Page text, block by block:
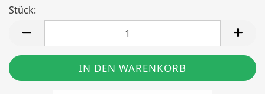
Stück: